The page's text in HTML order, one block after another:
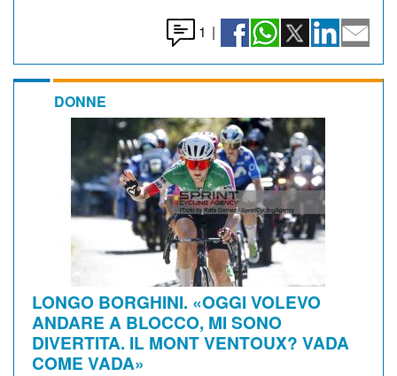
1 |
DONNE
LONGO BORGHINI. «OGGI VOLEVO
ANDARE A BLOCCO, MI SONO
DIVERTITA. IL MONT VENTOUX? VADA
COME VADA»